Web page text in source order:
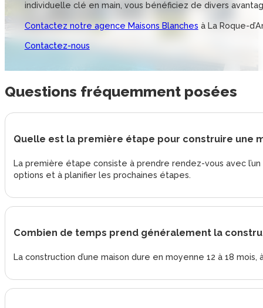
individuelle clé en main, vous bénéficiez de divers
Contactez notre agence Maisons Blanches à La Roque-
Contactez-nous
Questions fréquemment posées
Quelle est la première étape pour construire une
La première étape consiste à prendre rendez-vous avec
options et à planifier les prochaines étapes.
Combien de temps prend généralement la
La construction d’une maison dure en moyenne 12 à 18